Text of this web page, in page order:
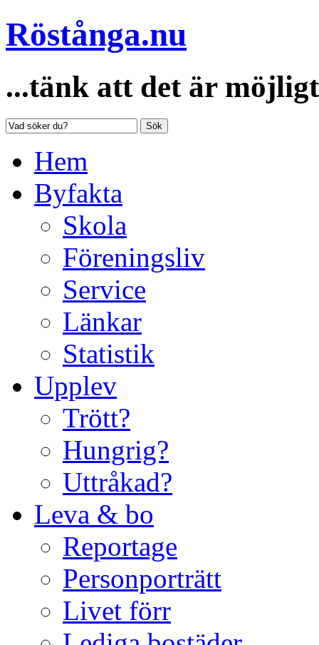
Röstånga.nu
...tänk att det är möjligt
Sök
Hem
Byfakta
Skola
Föreningsliv
Service
Länkar
Statistik
Upplev
Trött?
Hungrig?
Uttråkad?
Leva & bo
Reportage
Personporträtt
Livet förr